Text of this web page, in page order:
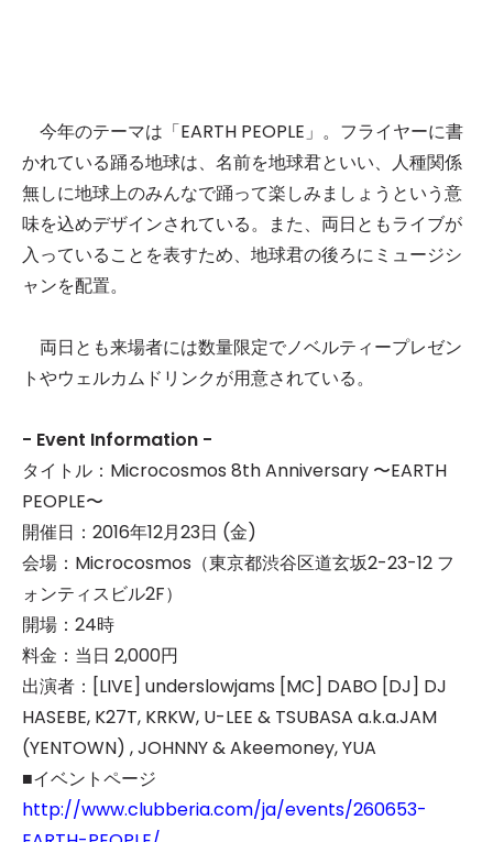
今年のテーマは「EARTH PEOPLE」。フライヤーに書
かれている踊る地球は、名前を地球君といい、人種関係
無しに地球上のみんなで踊って楽しみましょうという意
味を込めデザインされている。また、両日ともライブが
入っていることを表すため、地球君の後ろにミュージシ
ャンを配置。
両日とも来場者には数量限定でノベルティープレゼン
トやウェルカムドリンクが用意されている。
- Event Information -
タイトル：Microcosmos 8th Anniversary 〜EARTH
PEOPLE〜
開催日：2016年12月23日 (金)
会場：Microcosmos（東京都渋谷区道玄坂2-23-12 フ
ォンティスビル2F）
開場：24時
料金：当日 2,000円
出演者：[LIVE] underslowjams [MC] DABO [DJ] DJ
HASEBE, K27T, KRKW, U-LEE & TSUBASA a.k.a.JAM
(YENTOWN) , JOHNNY & Akeemoney, YUA
■イベントページ
http://www.clubberia.com/ja/events/260653-